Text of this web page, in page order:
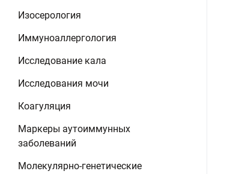
Изосерология
Иммуноаллергология
Исследование кала
Исследования мочи
Коагуляция
Маркеры аутоиммунных
заболеваний
Молекулярно-генетические